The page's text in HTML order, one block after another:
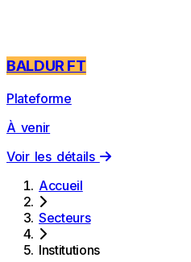
BALDUR FT
Plateforme
À venir
Voir les détails
Accueil
Secteurs
Institutions